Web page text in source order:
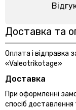
Доставка та
Оплата і відправка
«Valeotrikotage»
Доставка
При оформленні
спосіб доставлення